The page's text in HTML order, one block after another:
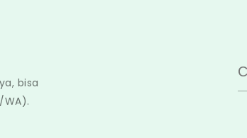
bisa
WA).